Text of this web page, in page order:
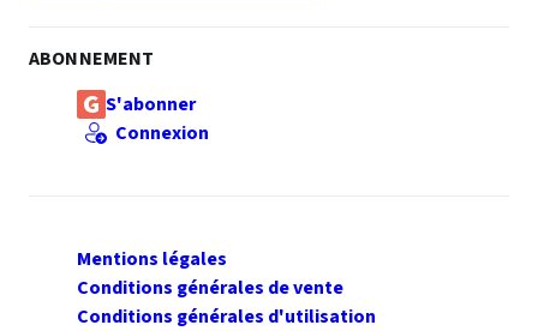
ABONNEMENT
S'abonner
Connexion
Mentions légales
Conditions générales de vente
Conditions générales d'utilisation